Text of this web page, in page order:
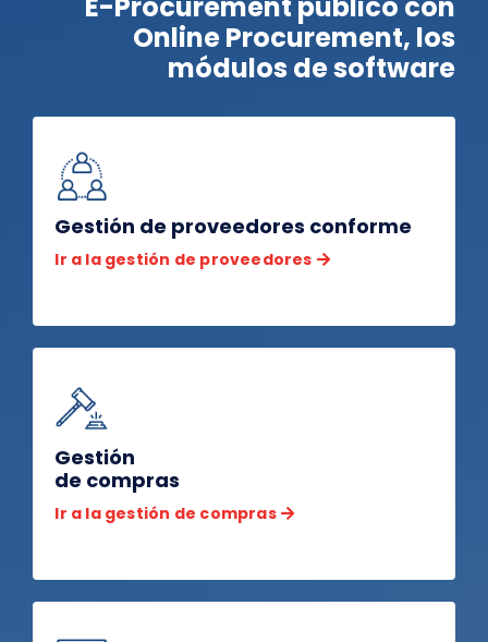
Online Procurement, los
módulos de software
Gestión de proveedores conforme
Ir a la gestión de proveedores
Gestión
de compras
Ir a la gestión de compras